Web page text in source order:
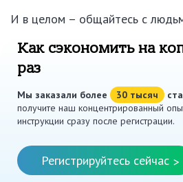
И в целом – общайтесь с
Как сэкономить на
раз
Мы заказали более 30 тысяч
получите наш концентрированный
инструкции сразу после регистрации.
Регистрируйтесь сейчас >